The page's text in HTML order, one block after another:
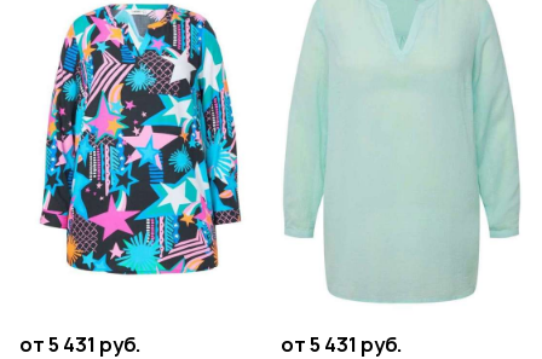
от 5 431 руб. от 5 431 руб.